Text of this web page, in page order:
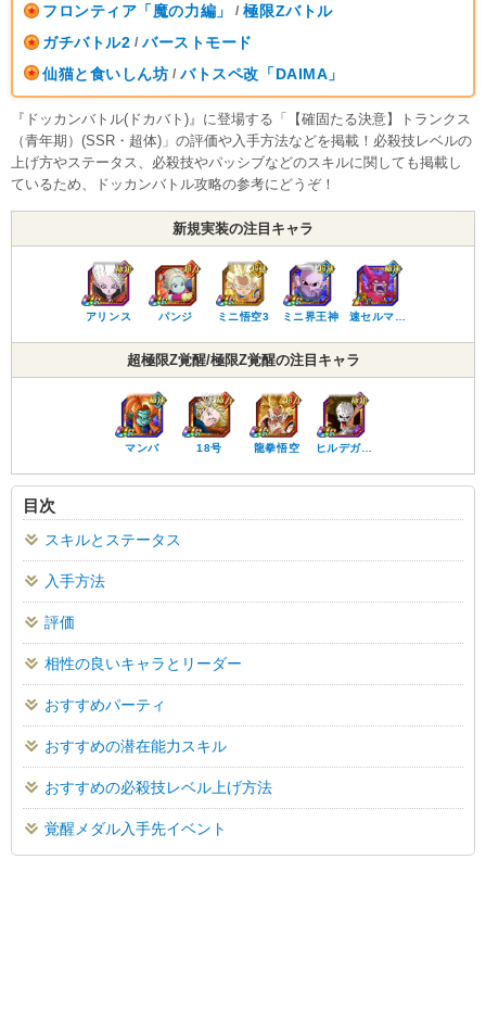
フロンティア「魔の力編」
/ 極限Zバトル
ガチバトル2 / バーストモード
仙猫と食いしん坊 / バトスペ改「DAIMA」
『ドッカンバトル(ドカバト)』に登場する「【確固たる決意】トランクス
（青年期）(SSR・超体)」の評価や入手方法などを掲載！必殺技レベルの
上げ方やステータス、必殺技やパッシブなどのスキルに関しても掲載し
ているため、ドッカンバトル攻略の参考にどうぞ！
新規実装の注目キャラ
アリンス パンジ ミニ悟空3 ミニ界王神 速セルマ…
超極限Z覚醒/極限Z覚醒の注目キャラ
マンバ 18号 龍拳悟空 ヒルデガ…
目次
スキルとステータス
入手方法
評価
相性の良いキャラとリーダー
おすすめパーティ
おすすめの潜在能力スキル
おすすめの必殺技レベル上げ方法
覚醒メダル入手先イベント